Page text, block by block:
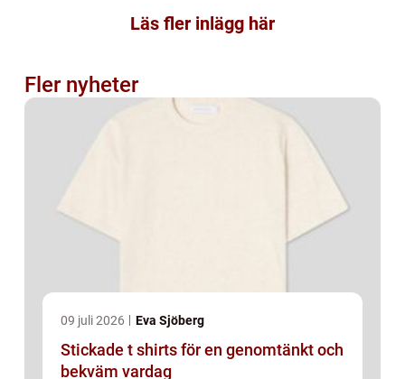
Läs fler inlägg här
Fler nyheter
09 juli 2026 Eva Sjöberg
Stickade t shirts för en genomtänkt och
bekväm vardag